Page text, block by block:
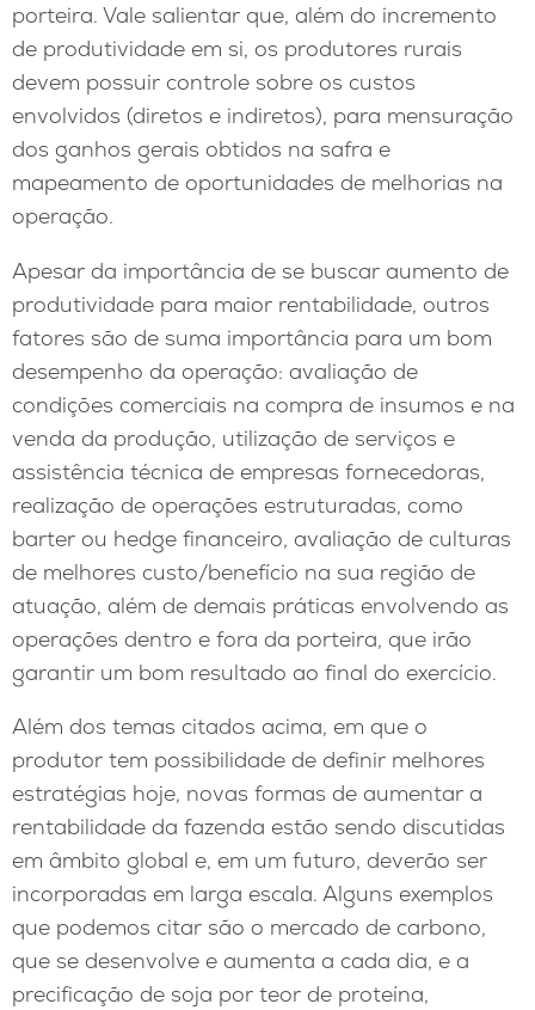
porteira. Vale salientar que, além do incremento
de produtividade em si, os produtores rurais
devem possuir controle sobre os custos
envolvidos (diretos e indiretos), para mensuração
dos ganhos gerais obtidos na safra e
mapeamento de oportunidades de melhorias na
operação.
Apesar da importância de se buscar aumento de
produtividade para maior rentabilidade, outros
fatores são de suma importância para um bom
desempenho da operação: avaliação de
condições comerciais na compra de insumos e na
venda da produção, utilização de serviços e
assistência técnica de empresas fornecedoras,
realização de operações estruturadas, como
barter ou hedge financeiro, avaliação de culturas
de melhores custo/benefício na sua região de
atuação, além de demais práticas envolvendo as
operações dentro e fora da porteira, que irão
garantir um bom resultado ao final do exercício.
Além dos temas citados acima, em que o
produtor tem possibilidade de definir melhores
estratégias hoje, novas formas de aumentar a
rentabilidade da fazenda estão sendo discutidas
em âmbito global e, em um futuro, deverão ser
incorporadas em larga escala. Alguns exemplos
que podemos citar são o mercado de carbono,
que se desenvolve e aumenta a cada dia, e a
precificação de soja por teor de proteína,